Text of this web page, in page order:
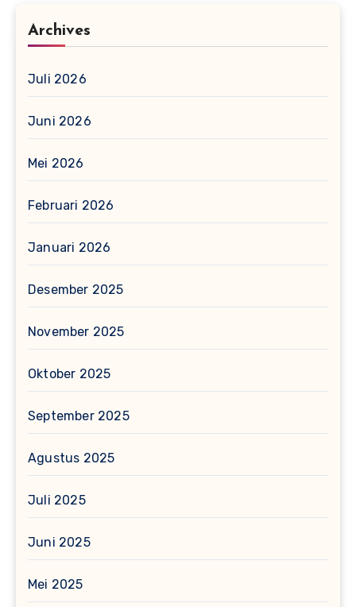
Archives
Juli 2026
Juni 2026
Mei 2026
Februari 2026
Januari 2026
Desember 2025
November 2025
Oktober 2025
September 2025
Agustus 2025
Juli 2025
Juni 2025
Mei 2025